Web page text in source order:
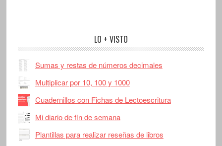
LO + VISTO
Sumas y restas de números decimales
Multiplicar por 10, 100 y 1000
Cuadernillos con Fichas de Lectoescritura
Mi diario de fin de semana
Plantillas para realizar reseñas de libros